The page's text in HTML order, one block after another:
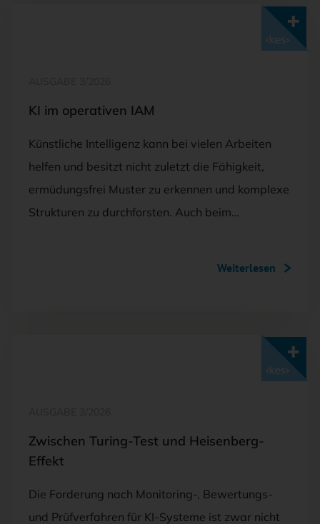
KI im operativen IAM
Künstliche Intelligenz kann bei vielen Arbeiten
helfen und besitzt nicht zuletzt die Fähigkeit,
ermüdungsfrei Muster zu erkennen und komplexe
Strukturen zu durchforsten. Auch beim…
Weiterlesen
Zwischen Turing-Test und Heisenberg-
Effekt
Die Forderung nach Monitoring-, Bewertungs-
und Prüfverfahren für KI-Systeme ist zwar nicht